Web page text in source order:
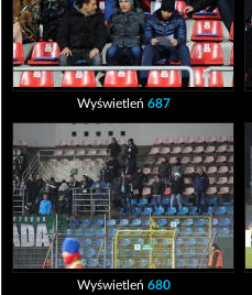
Wyświetleń 687
Wyświetleń 680